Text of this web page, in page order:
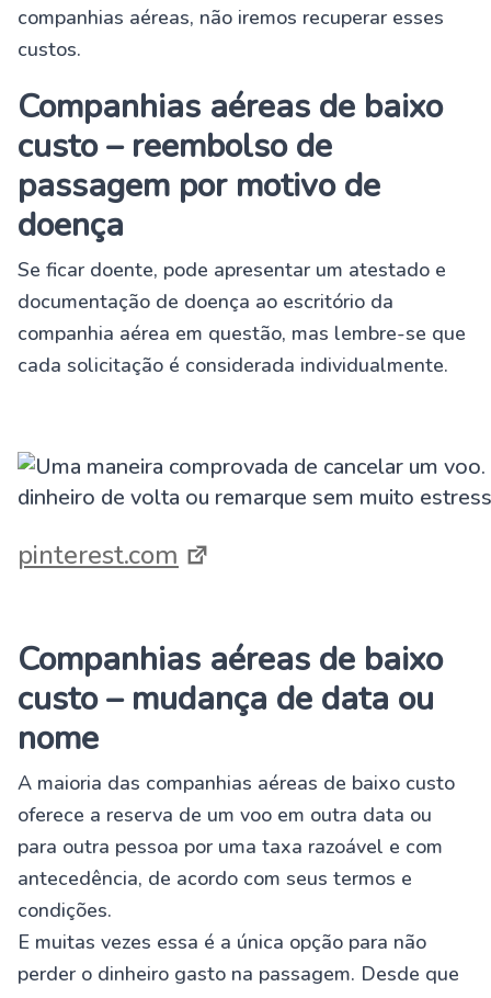
companhias aéreas, não iremos recuperar esses
custos.
Companhias aéreas de baixo
custo – reembolso de
passagem por motivo de
doença
Se ficar doente, pode apresentar um atestado e
documentação de doença ao escritório da
companhia aérea em questão, mas lembre-se que
cada solicitação é considerada individualmente.
pinterest.com
Companhias aéreas de baixo
custo – mudança de data ou
nome
A maioria das companhias aéreas de baixo custo
oferece a reserva de um voo em outra data ou
para outra pessoa por uma taxa razoável e com
antecedência, de acordo com seus termos e
condições.
E muitas vezes essa é a única opção para não
perder o dinheiro gasto na passagem. Desde que